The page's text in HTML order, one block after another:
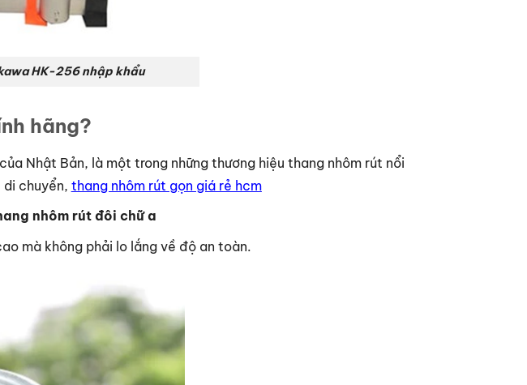
HK-256 nhập khẩu
hãng?
Nhật Bản, là một trong những thương hiệu thang nhôm rút nổi
chuyển, thang nhôm rút gọn giá rẻ hcm
nhôm rút đôi chữ a
mà không phải lo lắng về độ an toàn.